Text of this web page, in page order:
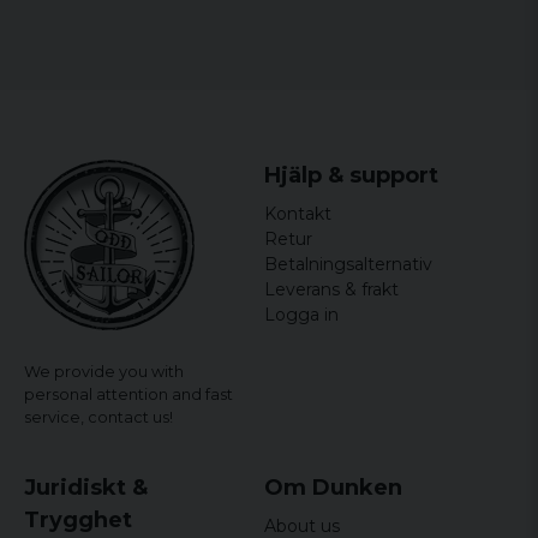
We provide you with
personal attention and fast
service, contact us!
Hjälp & support
Kontakt
Retur
Betalningsalternativ
Leverans & frakt
Logga in
Juridiskt &
Trygghet
Om Dunken
About us